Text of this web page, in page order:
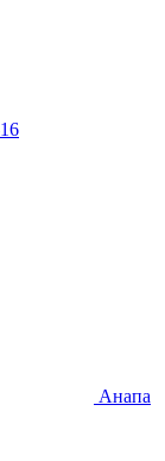
Анапа